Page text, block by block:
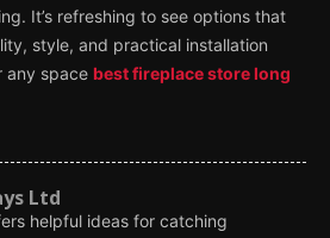
It’s refreshing to see options that
style, and practical installation
any space best fireplace store long
Ltd
helpful ideas for catching